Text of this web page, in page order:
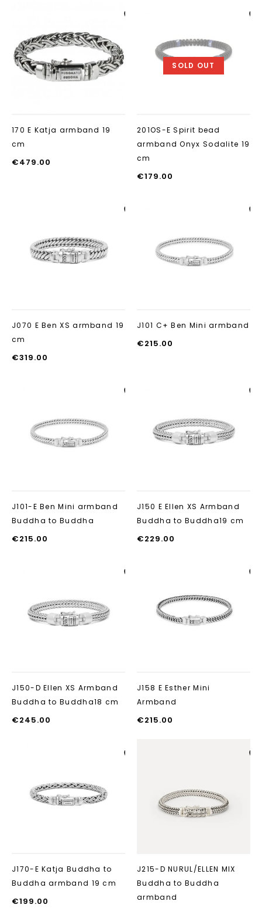
170 E Katja armband 19
cm
€479.00
SOLD OUT
201OS-E Spirit bead
armband Onyx Sodalite 19
cm
€179.00
J070 E Ben XS armband 19
cm
€319.00
J101 C+ Ben Mini armband
€215.00
J101-E Ben Mini armband
Buddha to Buddha
€215.00
J150 E Ellen XS Armband
Buddha to Buddha19 cm
€229.00
J150-D Ellen XS Armband
Buddha to Buddha18 cm
€245.00
J158 E Esther Mini
Armband
€215.00
J170-E Katja Buddha to
Buddha armband 19 cm
€199.00
J215-D NURUL/ELLEN MIX
Buddha to Buddha
armband